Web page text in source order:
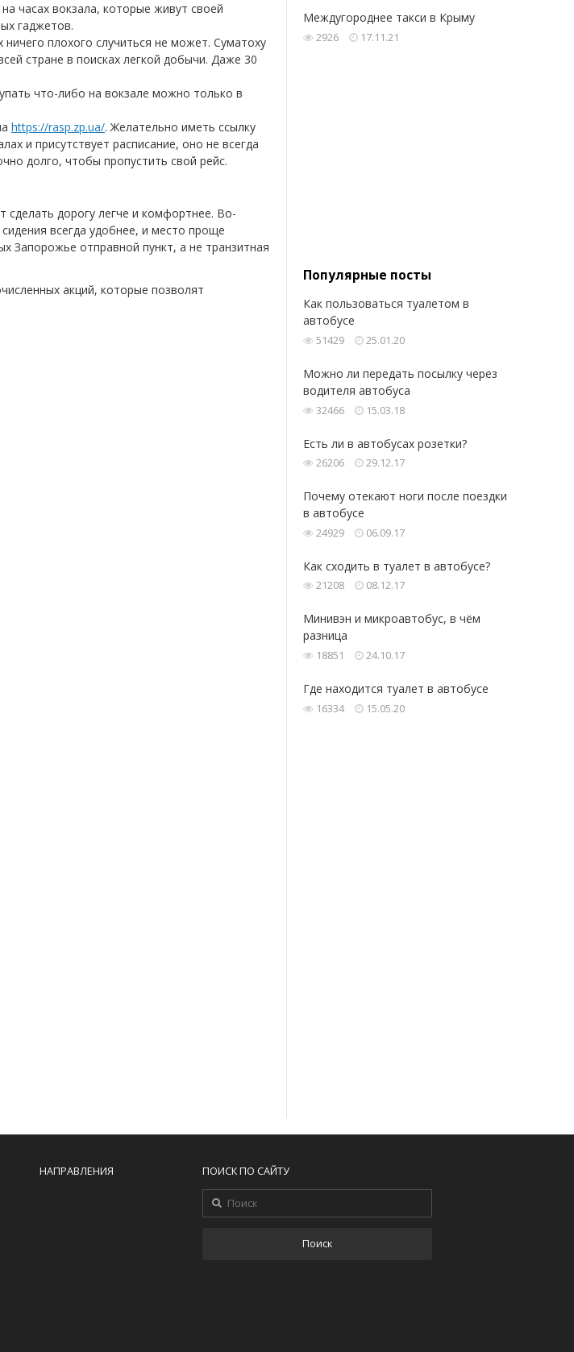
часах вокзала, которые живут своей
гаджетов.
плохого случиться не может. Суматоху
стране в поисках легкой добычи. Даже 30
что-либо на вокзале можно только в
https://rasp.zp.ua/. Желательно иметь ссылку
и присутствует расписание, оно не всегда
долго, чтобы пропустить свой рейс.
сделать дорогу легче и комфортнее. Во-
всегда удобнее, и место проще
Запорожье отправной пункт, а не транзитная
акций, которые позволят
Междугороднее такси в Крыму
2926 17.11.21
Популярные посты
Как пользоваться туалетом в
автобусе
51429 25.01.20
Можно ли передать посылку через
водителя автобуса
32466 15.03.18
Есть ли в автобусах розетки?
26206 29.12.17
Почему отекают ноги после поездки
в автобусе
24929 06.09.17
Как сходить в туалет в автобусе?
21208 08.12.17
Минивэн и микроавтобус, в чём
разница
18851 24.10.17
Где‌ находится ‌туалет‌ ‌в‌ ‌автобусе‌ ‌
16334 15.05.20
НАПРАВЛЕНИЯ ПОИСК ПО САЙТУ